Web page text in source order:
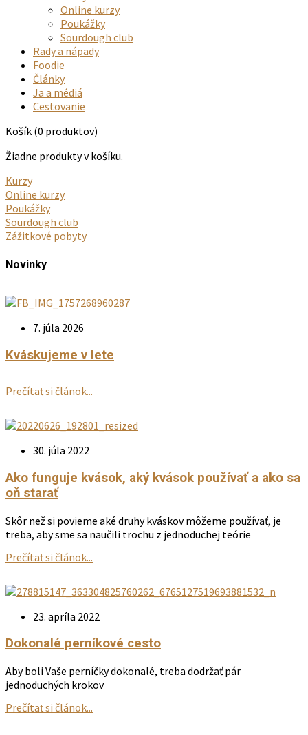
Online kurzy
Poukážky
Sourdough club
Rady a nápady
Foodie
Články
Ja a médiá
Cestovanie
Košík (0 produktov)
Žiadne produkty v košíku.
Kurzy
Online kurzy
Poukážky
Sourdough club
Zážitkové pobyty
Novinky
7. júla 2026
Kváskujeme v lete
Prečítať si článok...
30. júla 2022
Ako funguje kvások, aký kvások používať a ako sa
oň starať
Skôr než si povieme aké druhy kváskov môžeme používať, je
treba, aby sme sa naučili trochu z jednoduchej teórie
Prečítať si článok...
23. apríla 2022
Dokonalé perníkové cesto
Aby boli Vaše perníčky dokonalé, treba dodržať pár
jednoduchých krokov
Prečítať si článok...